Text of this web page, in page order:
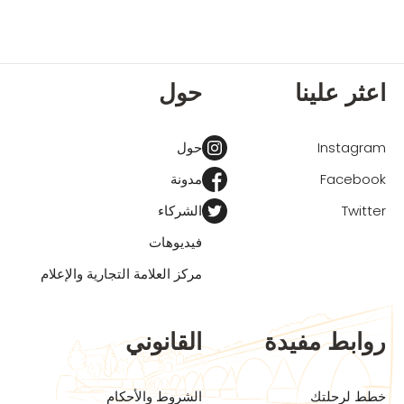
اعثر علينا
Instagram
Facebook
Twitter
حول
حول
مدونة
الشركاء
فيديوهات
مركز العلامة التجارية والإعلام
روابط مفيدة
خطط لرحلتك
القانوني
الشروط والأحكام